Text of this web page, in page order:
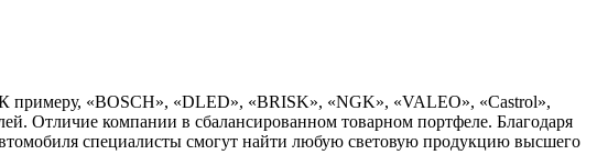
К примеру, «BOSCH», «DLED», «BRISK», «NGK», «VALEO», «Castrol»,
Отличие компании в сбалансированном товарном портфеле. Благодаря
специалисты смогут найти любую световую продукцию высшего